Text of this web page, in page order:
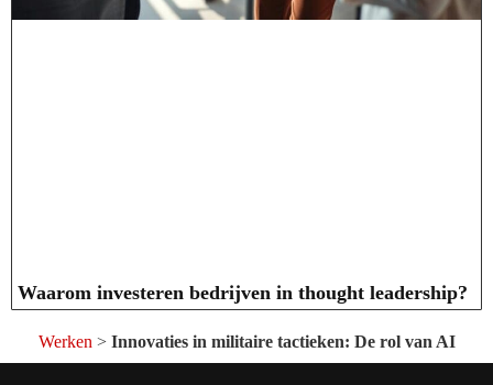
Waarom investeren bedrijven in thought leadership?
Werken > Innovaties in militaire tactieken: De rol van AI